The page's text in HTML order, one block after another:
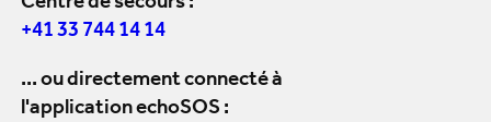
Centre de secours :
+41 33 744 14 14
... ou directement connecté à
l'application echoSOS :